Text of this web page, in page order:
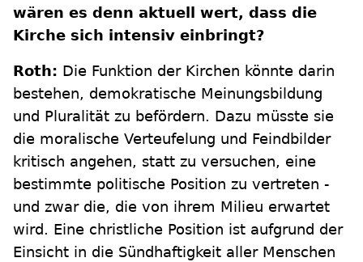
wären es denn aktuell wert, dass die
Kirche sich intensiv einbringt?
Roth: Die Funktion der Kirchen könnte darin
bestehen, demokratische Meinungsbildung
und Pluralität zu befördern. Dazu müsste sie
die moralische Verteufelung und Feindbilder
kritisch angehen, statt zu versuchen, eine
bestimmte politische Position zu vertreten -
und zwar die, die von ihrem Milieu erwartet
wird. Eine christliche Position ist aufgrund der
Einsicht in die Sündhaftigkeit aller Menschen